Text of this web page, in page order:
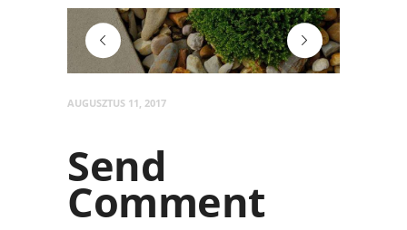
post-4 audio
AUGUSZTUS 11, 2017
Send
Comment